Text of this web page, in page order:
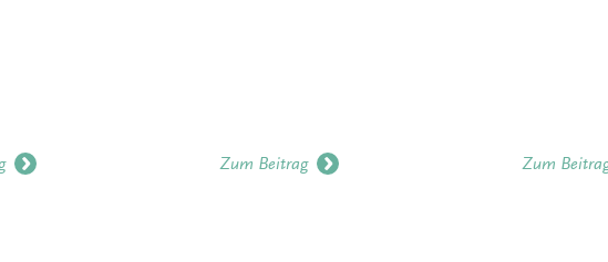
Zum Beitrag Zum